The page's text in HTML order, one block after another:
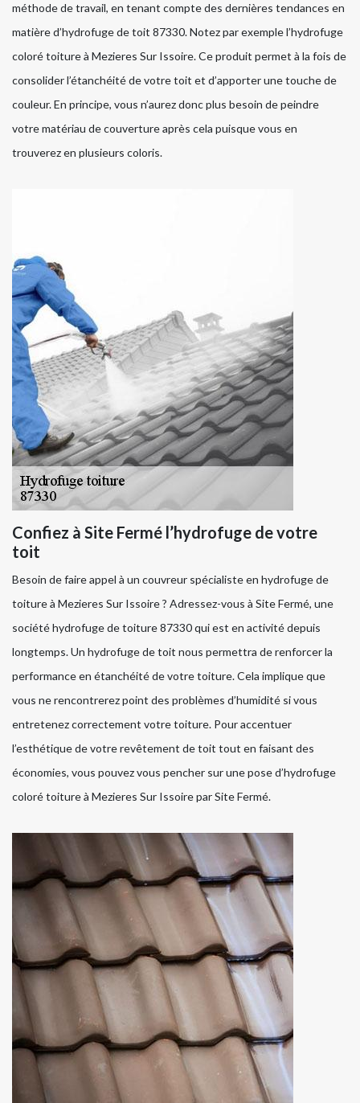
méthode de travail, en tenant compte des dernières tendances en
matière d’hydrofuge de toit 87330. Notez par exemple l’hydrofuge
coloré toiture à Mezieres Sur Issoire. Ce produit permet à la fois de
consolider l’étanchéité de votre toit et d’apporter une touche de
couleur. En principe, vous n’aurez donc plus besoin de peindre
votre matériau de couverture après cela puisque vous en
trouverez en plusieurs coloris.
Confiez à Site Fermé l’hydrofuge de votre
toit
Besoin de faire appel à un couvreur spécialiste en hydrofuge de
toiture à Mezieres Sur Issoire ? Adressez-vous à Site Fermé, une
société hydrofuge de toiture 87330 qui est en activité depuis
longtemps. Un hydrofuge de toit nous permettra de renforcer la
performance en étanchéité de votre toiture. Cela implique que
vous ne rencontrerez point des problèmes d’humidité si vous
entretenez correctement votre toiture. Pour accentuer
l’esthétique de votre revêtement de toit tout en faisant des
économies, vous pouvez vous pencher sur une pose d’hydrofuge
coloré toiture à Mezieres Sur Issoire par Site Fermé.